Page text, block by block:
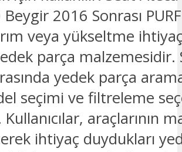
2016 Sonrası
veya yükseltme
parça
yedek parça
seçimi ve filtreleme
araçlarının
ihtiyaç duydukları